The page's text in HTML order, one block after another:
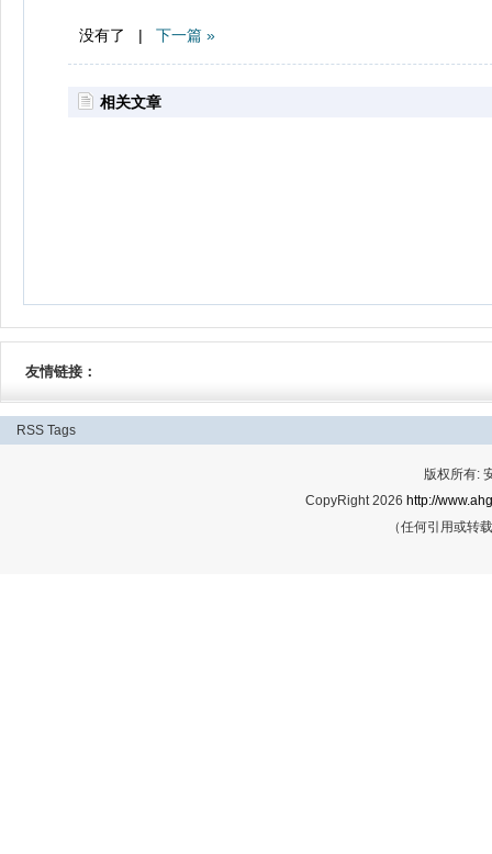
没有了 | 下一篇 »
相关文章
友情链接：
RSS Tags
版权所有:
CopyRight 2026 http://
（任何引用或转